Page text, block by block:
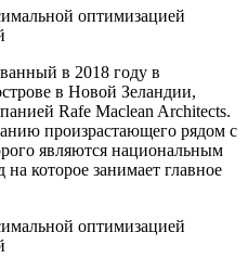
в 2018 году в
в Новой Зеландии,
Rafe Maclean Architects.
произрастающего рядом с
являются национальным
которое занимает главное